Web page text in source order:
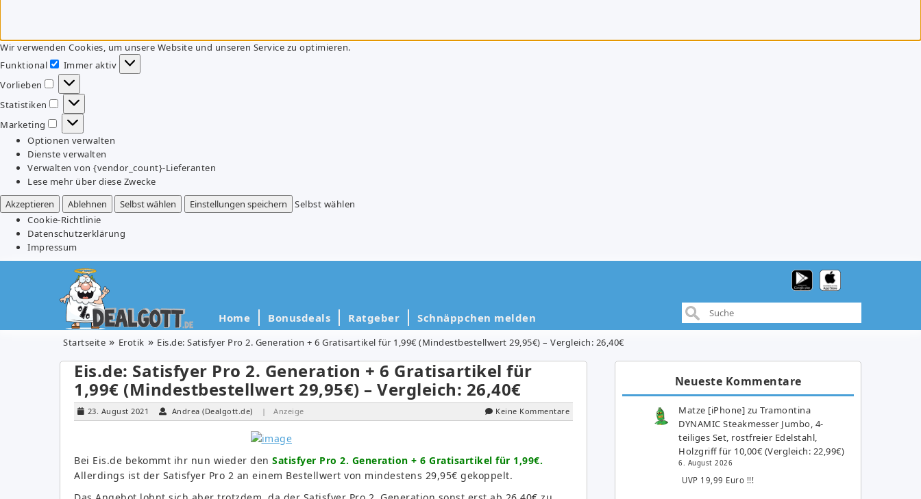
Wir verwenden Cookies, um unsere Website und unseren Service zu optimieren.
Funktional
Funktional
Immer aktiv
Vorlieben
Vorlieben
Statistiken
Statistiken
Marketing
Marketing
Optionen verwalten
Dienste verwalten
Verwalten von {vendor_count}-Lieferanten
Lese mehr über diese Zwecke
Akzeptieren
Ablehnen Selbst wählen Einstellungen speichern
Selbst wählen
Cookie-Richtlinie
Datenschutzerklärung
Impressum
Home Bonusdeals Ratgeber Schnäppchen melden
Startseite Erotik Eis.de: Satisfyer Pro 2. Generation + 6 Gratisartikel für 1,99€ (Mindestbestellwert 29,95€) – Vergleich: 26,40€
Eis.de: Satisfyer Pro 2. Generation + 6 Gratisartikel für
1,99€ (Mindestbestellwert 29,95€) – Vergleich: 26,40€
23. August 2021 Andrea (Dealgott.de) | Anzeige Keine Kommentare
Bei Eis.de bekommt ihr nun wieder den Satisfyer Pro 2. Generation + 6 Gratisartikel für 1,99€.
Allerdings ist der Satisfyer Pro 2 an einem Bestellwert von mindestens 29,95€ gekoppelt.
Neueste Kommentare
Matze [iPhone] zuTramontina
DYNAMIC Steakmesser Jumbo, 4-
teiliges Set, rostfreier Edelstahl,
Holzgriff für 10,00€ (Vergleich: 22,99€)
6. August 2026
UVP 19,99 Euro !!!